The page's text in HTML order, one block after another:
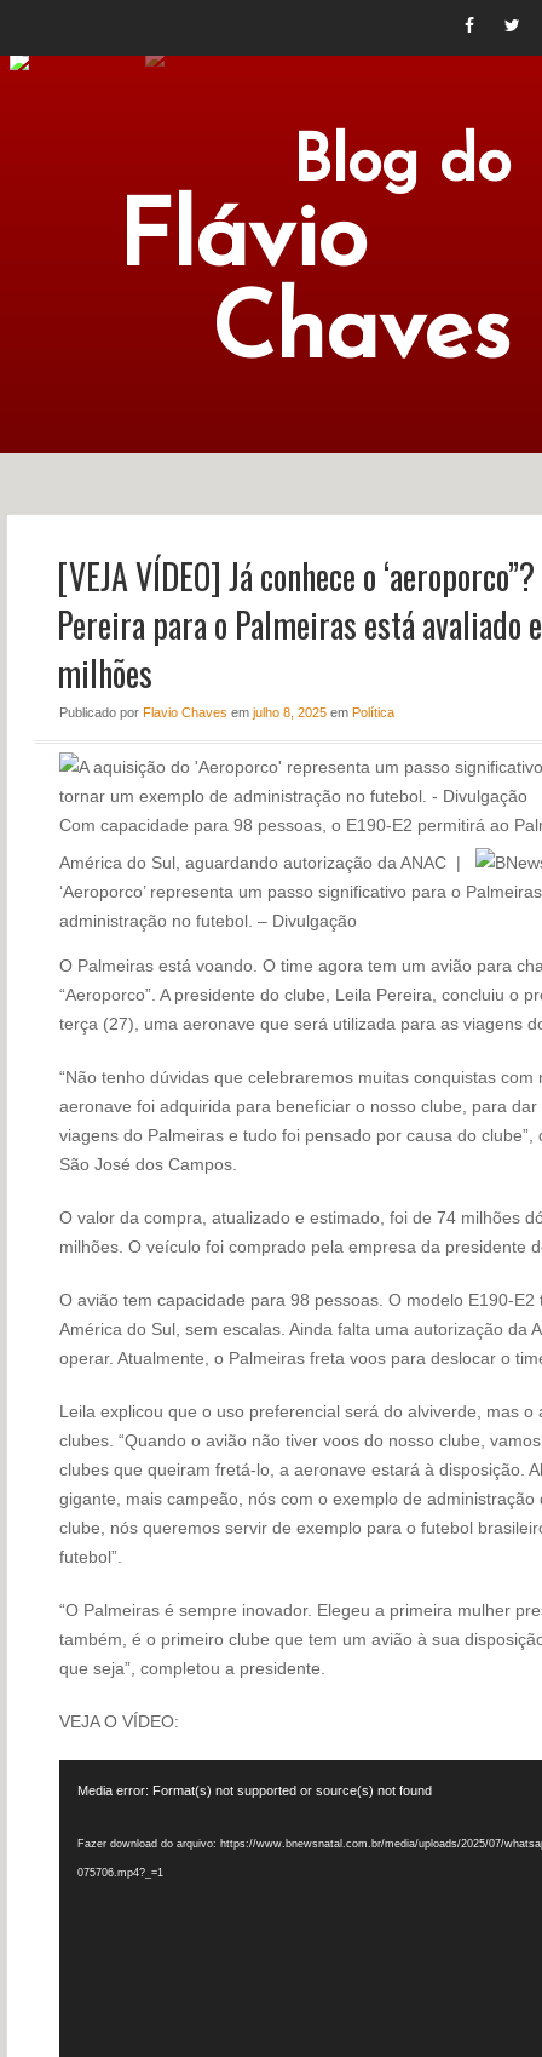
Blog do
Flávio
Chaves
NOTÍCIAS PERFIL
CONTATO
[VEJA VÍDEO] Já conhece o
Pereira para o Palmeiras está avaliado
milhões
Publicado por Flavio Chaves em julho 8, 2025em Política
Com capacidade para 98 pessoas, o E190-E2 permitirá ao
América do Sul, aguardando autorização da ANAC |
‘Aeroporco’ representa um passo significativo para o
administração no futebol. – Divulgação
O Palmeiras está voando. O time agora tem um avião para
“Aeroporco”. A presidente do clube, Leila Pereira, concluiu o
terça (27), uma aeronave que será utilizada para as viagens
“Não tenho dúvidas que celebraremos muitas conquistas
aeronave foi adquirida para beneficiar o nosso clube, para
viagens do Palmeiras e tudo foi pensado por causa do
São José dos Campos.
O valor da compra, atualizado e estimado, foi de 74 milhões
milhões. O veículo foi comprado pela empresa da presidente
O avião tem capacidade para 98 pessoas. O modelo E190-
América do Sul, sem escalas. Ainda falta uma autorização da
operar. Atualmente, o Palmeiras freta voos para deslocar o
Leila explicou que o uso preferencial será do alviverde, mas
clubes. “Quando o avião não tiver voos do nosso clube,
clubes que queiram fretá-lo, a aeronave estará à disposição.
gigante, mais campeão, nós com o exemplo de
clube, nós queremos servir de exemplo para o futebol
futebol”.
“O Palmeiras é sempre inovador. Elegeu a primeira mulher
também, é o primeiro clube que tem um avião à sua
que seja”, completou a presidente.
VEJA O VÍDEO:
Media error: Format(s) not supported or source(s) not found
Fazer download do arquivo: https://www.bnewsnatal.com.br/media/uploads/2025/07/
075706.mp4?_=1